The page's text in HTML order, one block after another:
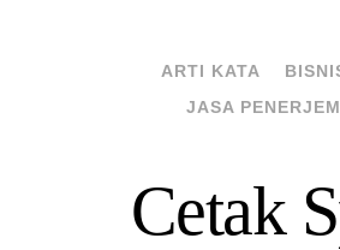
ARTI KATA
JASA
Cetak